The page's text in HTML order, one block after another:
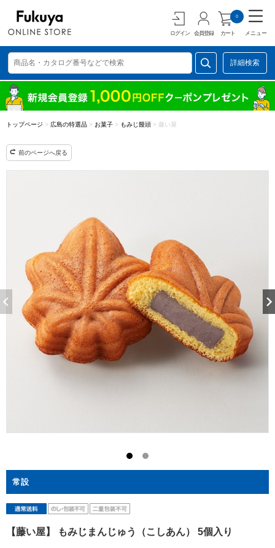
ログイン 会員登録 カート
0
メニュー
詳細検索
トップページ > 広島の特選品 > お菓子 > もみじ饅頭 > 藤い屋
前のページへ戻る
常設
【藤い屋】 もみじまんじゅう（こしあん） 5個入り